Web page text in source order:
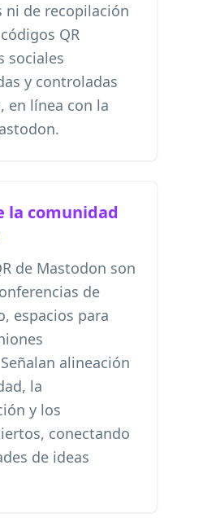
ni de recopilación
QR
sociales
y controladas
en línea con la
la comunidad
de Mastodon son
de
espacios para
alineación
la
y los
conectando
de ideas